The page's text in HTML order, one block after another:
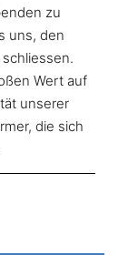
zu
uns, den
Wert auf
unserer
die sich